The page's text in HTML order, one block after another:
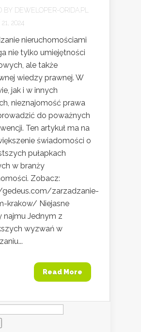
BY DEWELOPER-ORIDA.PL
2024
nieruchomościami
nie tylko umiejętności
ale także
wiedzy prawnej. W
jak i w innych
nieznajomość prawa
do poważnych
Ten artykuł ma na
świadomości o
pułapkach
w branży
Zobacz:
zarzadzanie-
krakow/ Niejasne
najmu Jednym z
wyzwań w
Read More